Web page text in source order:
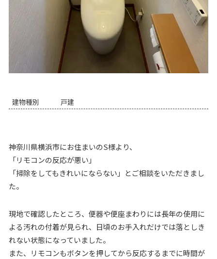
建物種別 戸建
神奈川県横浜市にお住まいのS様より、
「リモコンの反応が悪い」
「掃除をしてもきれいにならない」とご相談をいただきまし
た。
現地で確認したところ、便器や便座まわりには長年の使用に
よる汚れの付着が見られ、日頃のお手入れだけでは落としき
れない状態になっていました。
また、リモコンもボタンを押してから反応するまでに時間が